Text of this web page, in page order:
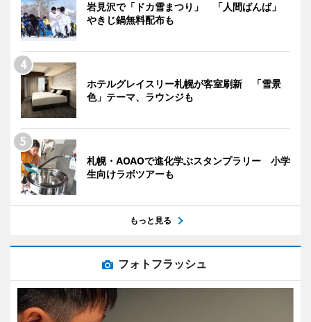
岩見沢で「ドカ雪まつり」 「人間ばんば」
やきじ鍋無料配布も
ホテルグレイスリー札幌が客室刷新 「雪景
色」テーマ、ラウンジも
札幌・AOAOで進化学ぶスタンプラリー 小学
生向けラボツアーも
もっと見る
フォトフラッシュ